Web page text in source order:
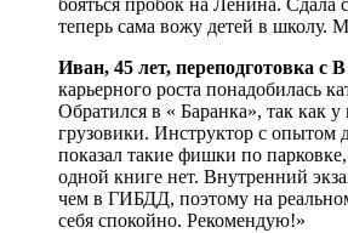
бояться пробок на Ленина. Сдала
теперь сама вожу детей в школу.
Иван, 45 лет, переподготовка с
карьерного роста понадобилась
Обратился в « Баранка», так как
грузовики. Инструктор с опытом
показал такие фишки по
одной книге нет. Внутренний
чем в ГИБДД, поэтому на
себя спокойно. Рекомендую!»